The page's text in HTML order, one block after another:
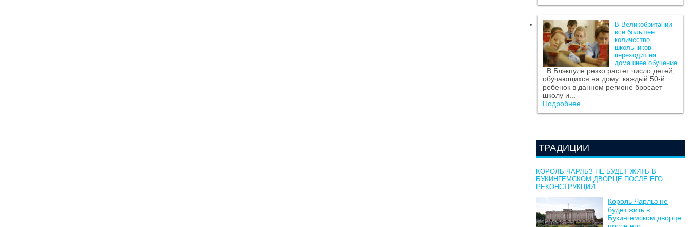
В Великобритании
все большее
количество
школьников
переходит на
домашнее обучение
В Блэкпуле резко растет число детей,
обучающихся на дому: каждый 50-й
ребенок в данном регионе бросает
школу и...
Подробнее...
ТРАДИЦИИ
КОРОЛЬ ЧАРЛЬЗ НЕ БУДЕТ ЖИТЬ В
БУКИНГЕМСКОМ ДВОРЦЕ ПОСЛЕ ЕГО
РЕКОНСТРУКЦИИ
Король Чарльз не
будет жить в
Букингемском дворце